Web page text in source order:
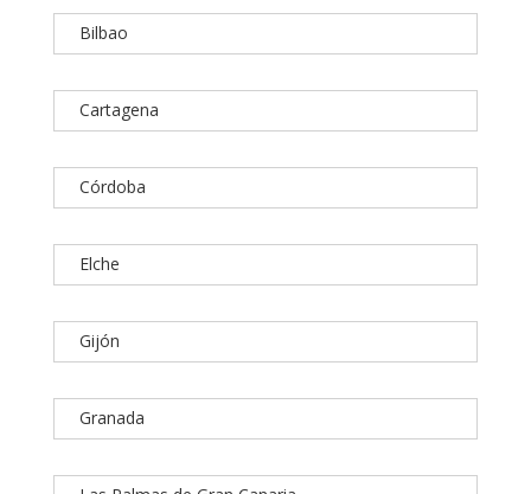
Bilbao
Cartagena
Córdoba
Elche
Gijón
Granada